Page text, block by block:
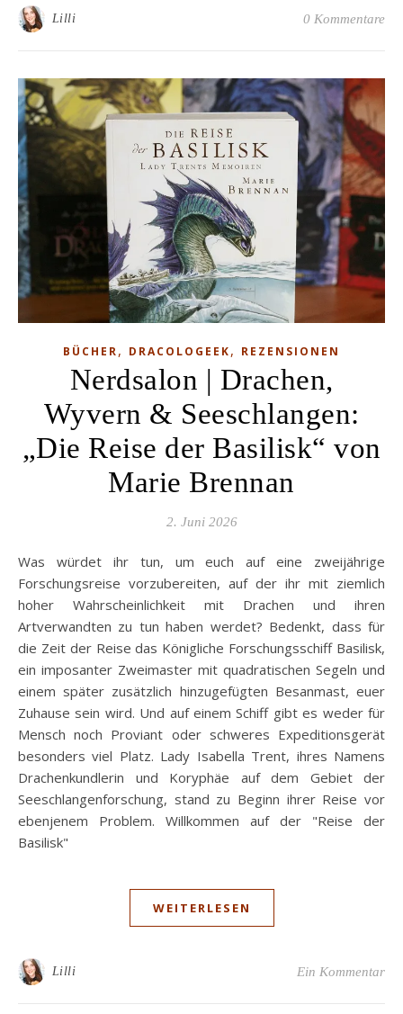
Lilli 0 Kommentare
BÜCHER, DRACOLOGEEK, REZENSIONEN
Nerdsalon | Drachen,
Wyvern & Seeschlangen:
„Die Reise der Basilisk“ von
Marie Brennan
2. Juni 2026
Was würdet ihr tun, um euch auf eine zweijährige
Forschungsreise vorzubereiten, auf der ihr mit ziemlich
hoher Wahrscheinlichkeit mit Drachen und ihren
Artverwandten zu tun haben werdet? Bedenkt, dass für
die Zeit der Reise das Königliche Forschungsschiff Basilisk,
ein imposanter Zweimaster mit quadratischen Segeln und
einem später zusätzlich hinzugefügten Besanmast, euer
Zuhause sein wird. Und auf einem Schiff gibt es weder für
Mensch noch Proviant oder schweres Expeditionsgerät
besonders viel Platz. Lady Isabella Trent, ihres Namens
Drachenkundlerin und Koryphäe auf dem Gebiet der
Seeschlangenforschung, stand zu Beginn ihrer Reise vor
ebenjenem Problem. Willkommen auf der "Reise der
Basilisk"
WEITERLESEN
Lilli Ein Kommentar